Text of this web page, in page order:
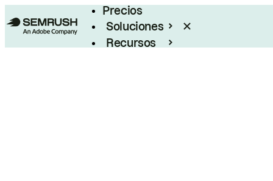
Precios
Soluciones
Recursos